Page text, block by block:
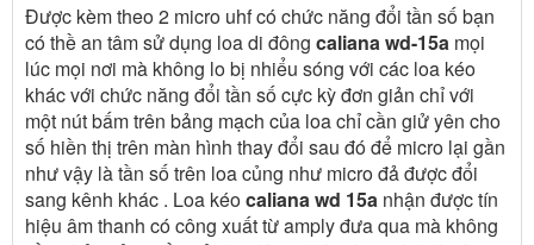
Được kèm theo 2 micro uhf có chức năng đổi tần số bạn
có thề an tâm sử dụng loa di đông caliana wd-15a mọi
lúc mọi nơi mà không lo bị nhiểu sóng với các loa kéo
khác với chức năng đổi tần số cực kỳ đơn giản chỉ với
một nút bấm trên bảng mạch của loa chỉ cần giử yên cho
số hiền thị trên màn hình thay đổi sau đó để micro lại gần
như vậy là tần số trên loa củng như micro đả được đổi
sang kênh khác . Loa kéocaliana wd 15a nhận được tín
hiệu âm thanh có công xuất từ amply đưa qua mà không